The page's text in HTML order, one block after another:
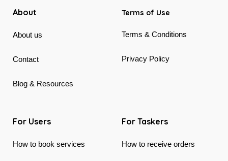
About
About us
Contact
Blog & Resources
Terms of Use
Terms & Conditions
Privacy Policy
For Users
How to book services
For Taskers
How to receive orders